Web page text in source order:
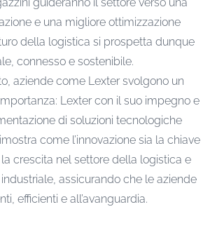
e una migliore ottimizzazione
della logistica si prospetta dunque
connesso e sostenibile.
aziende come Lexter svolgono un
Lexter con il suo impegno e
di soluzioni tecnologiche
come l’innovazione sia la chiave
crescita nel settore della logistica e
assicurando che le aziende
efficienti e all’avanguardia.